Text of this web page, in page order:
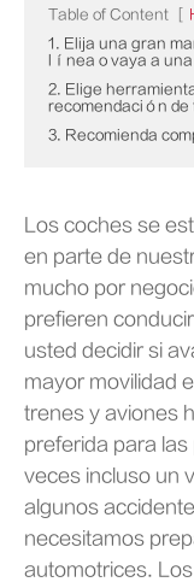
Table of Content
1. Elija una gran
línea o vaya a
2. Elige
recomendación de
3. Recomienda
Los coches se
en parte de
mucho por
prefieren
usted decidir si
mayor movilidad
trenes y aviones
preferida para
veces incluso un
algunos
necesitamos
automotrices.